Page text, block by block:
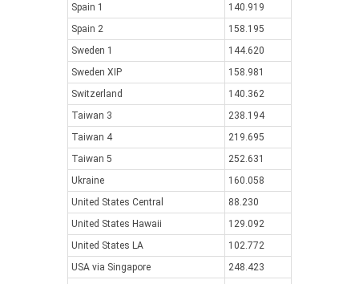
Spain 1
140.919
Spain 2
158.195
Sweden 1
144.620
Sweden XIP
158.981
Switzerland
140.362
Taiwan 3
238.194
Taiwan 4
219.695
Taiwan 5
252.631
Ukraine
160.058
United States Central
88.230
United States Hawaii
129.092
United States LA
102.772
USA via Singapore
248.423